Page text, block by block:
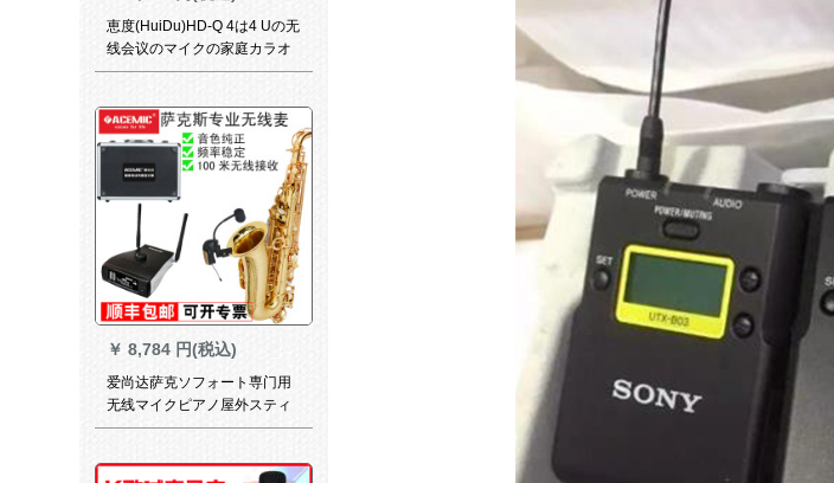
恵度(HuiDu)HD-Q 4は4 Uの无
线会议のマイクの家庭カラオ
ケを引っ张ってきました。襟
￥ 8,784 円(税込)
爱尚达萨克ソフォート専门用
无线マイクピアノ屋外スティ
ッチユニバーサルミュージッ